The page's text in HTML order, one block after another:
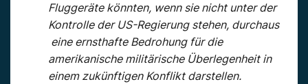
Fluggeräte könnten, wenn sie nicht unter der
Kontrolle der US-Regierung stehen, durchaus
eine ernsthafte Bedrohung für die
amerikanische militärische Überlegenheit in
einem zukünftigen Konflikt darstellen.